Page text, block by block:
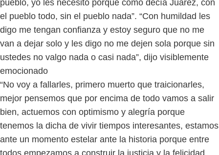
pueblo, yo les necesito porque como decía Juárez, con
el pueblo todo, sin el pueblo nada”. “Con humildad les
digo me tengan confianza y estoy seguro que no me
van a dejar solo y les digo no me dejen sola porque sin
ustedes no valgo nada o casi nada”, dijo visiblemente
emocionado
“No voy a fallarles, primero muerto que traicionarles,
mejor pensemos que por encima de todo vamos a salir
bien, actuemos con optimismo y alegría porque
tenemos la dicha de vivir tiempos interesantes, estamos
ante un momento estelar ante la historia porque entre
todos empezamos a construir la justicia y la felicidad